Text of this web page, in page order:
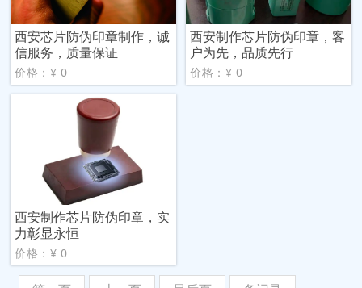
西安芯片防伪印章制作，诚
信服务，质量保证
价格：¥ 0
西安制作芯片防伪印章，客
户为先，品质先行
价格：¥ 0
西安制作芯片防伪印章，实
力彰显永恒
价格：¥ 0